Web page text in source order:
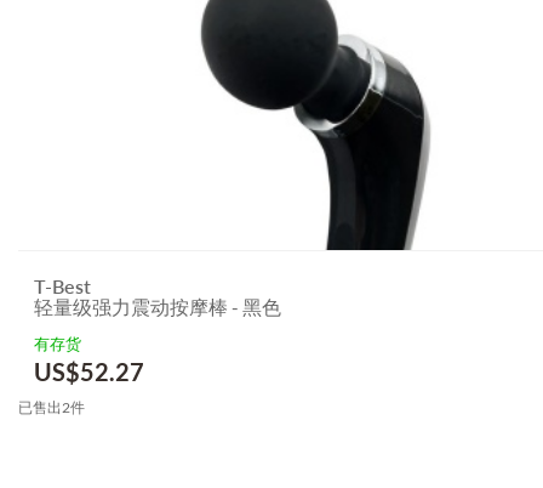
T-Best
轻量级强力震动按摩棒 - 黑色
有存货
US$52.27
已售出2件